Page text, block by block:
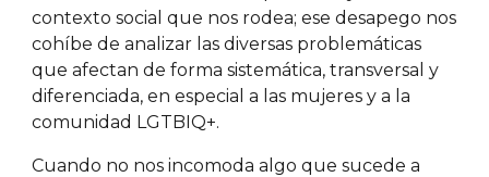
contexto social que nos rodea; ese desapego nos
cohíbe de analizar las diversas problemáticas
que afectan de forma sistemática, transversal y
diferenciada, en especial a las mujeres y a la
comunidad LGTBIQ+.
Cuando no nos incomoda algo que sucede a